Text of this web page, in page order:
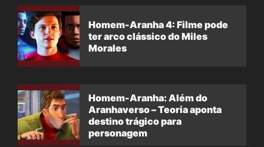
Homem-Aranha 4: Filme pode
ter arco clássico do Miles
Morales
Homem-Aranha: Além do
Aranhaverso – Teoria aponta
destino trágico para
personagem